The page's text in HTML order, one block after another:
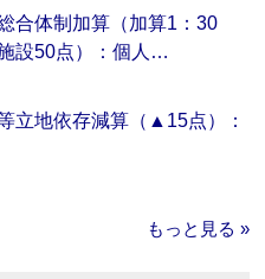
合体制加算（加算1：30
設50点）：個人…
立地依存減算（▲15点）：
もっと見る »